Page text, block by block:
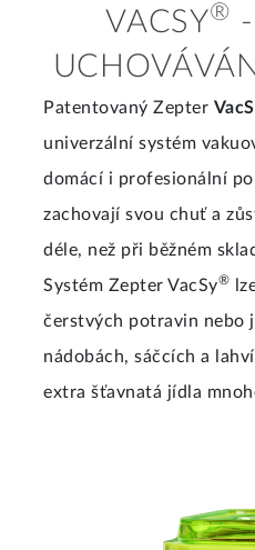
VACSY®
Patentovaný Zepter
univerzální systém
domácí i profesionální
zachovají svou chuť a
déle, než při běžném
Systém Zepter VacSy®
čerstvých potravin nebo
nádobách, sáčcích a
extra šťavnatá jídla